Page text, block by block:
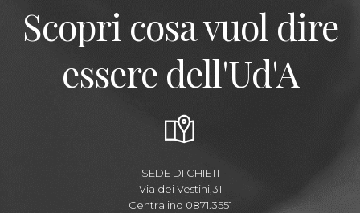
Scopri cosa vuol dire
essere dell'Ud'A
SEDE DI CHIETI
Via dei Vestini,31
Centralino 0871.3551